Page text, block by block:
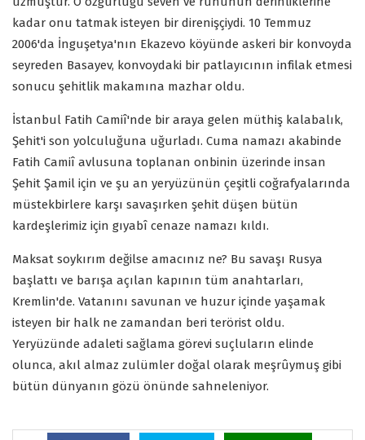
kadar onu tatmak isteyen bir direnişçiydi. 10 Temmuz
2006'da İnguşetya'nın Ekazevo köyünde askeri bir konvoyda
seyreden Basayev, konvoydaki bir patlayıcının infilak etmesi
sonucu şehitlik makamına mazhar oldu.
İstanbul Fatih Camiî'nde bir araya gelen müthiş kalabalık,
Şehit'i son yolculuğuna uğurladı. Cuma namazı akabinde
Fatih Camiî avlusuna toplanan onbinin üzerinde insan
Şehit Şamil için ve şu an yeryüzünün çeşitli coğrafyalarında
müstekbirlere karşı savaşırken şehit düşen bütün
kardeşlerimiz için gıyabî cenaze namazı kıldı.
Maksat soykırım değilse amacınız ne? Bu savaşı Rusya
başlattı ve barışa açılan kapının tüm anahtarları,
Kremlin'de. Vatanını savunan ve huzur içinde yaşamak
isteyen bir halk ne zamandan beri terörist oldu.
Yeryüzünde adaleti sağlama görevi suçluların elinde
olunca, akıl almaz zulümler doğal olarak meşrûymuş gibi
bütün dünyanın gözü önünde sahneleniyor.